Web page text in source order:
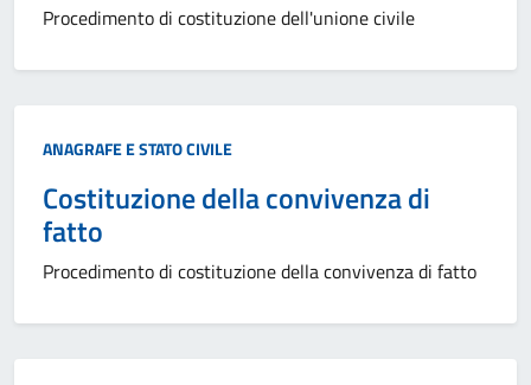
Procedimento di costituzione dell'unione civile
Categoria:
ANAGRAFE E STATO CIVILE
Costituzione della convivenza di
fatto
Procedimento di costituzione della convivenza di fatto